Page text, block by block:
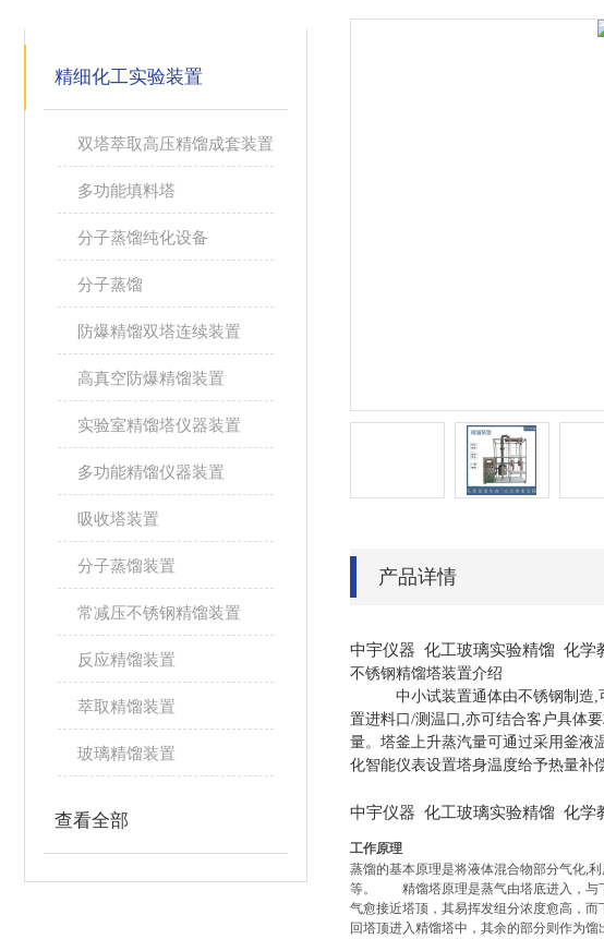
精细化工实验装置
双塔萃取高压精馏成套装置
多功能填料塔
分子蒸馏纯化设备
分子蒸馏
防爆精馏双塔连续装置
高真空防爆精馏装置
实验室精馏塔仪器装置
多功能精馏仪器装置
吸收塔装置
分子蒸馏装置
常减压不锈钢精馏装置
反应精馏装置
萃取精馏装置
玻璃精馏装置
查看全部
产品详情
中宇仪器 化工玻璃实验精馏 化学
不锈钢精馏塔装置介绍
中小试装置通体由不锈钢制造,
置进料口/测温口,亦可结合客户具体
量。塔釜上升蒸汽量可通过采用釜液
化智能仪表设置塔身温度给予热量补
中宇仪器 化工玻璃实验精馏 化学
工作原理
蒸馏的基本原理是将液体混合物部分气化,
等。 精馏塔原理是蒸气由塔底进入，与
气愈接近塔顶，其易挥发组分浓度愈高，
回塔顶进入精馏塔中，其余的部分则作为